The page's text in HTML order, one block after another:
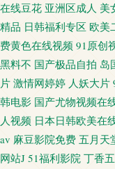
在线豆花 亚洲区成人 美
精品 日韩福利专区 欧美
费黄色在线视频 91原创
黑料不 国产极品自拍 岛
片 激情网婷婷 人妖大片
韩电影 国产尤物视频在
人视频 日本日韩欧美在
av 麻豆影院免费 五月天
网站J 51福利影院 丁香